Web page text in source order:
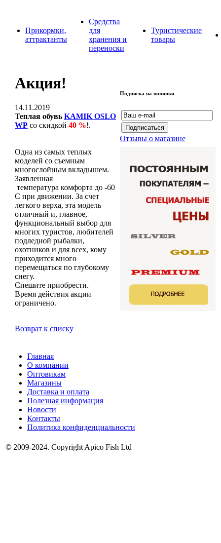
Прикормки,
аттрактанты
Средства
для
хранения и
переноски
Туристические
товары
Акция!
14.11.2019
Теплая обувь KAMIK OSLO
WP со скидкой 40 %!.
Одна из самых теплых
моделей со съемным
многослойным вкладышем.
Заявленная
температура комфорта до -60
С при движении. За счет
легкого верха, эта модель
отличный и, главное,
функциональный выбор для
многих туристов, любителей
подледной рыбалки,
охотников и для всех, кому
приходится много
перемещаться по глубокому
снегу.
Спешите приобрести.
Время действия акции
ограничено.
Возврат к списку
Подписка на новинки
Отзывы о магазине
Главная
О компании
Оптовикам
Магазины
Доставка и оплата
Полезная информация
Новости
Контакты
Политика конфиденциальности
© 2009-2024. Copyright Apico Fish Ltd